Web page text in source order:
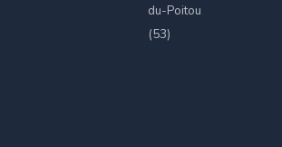
du-Poitou
(53)